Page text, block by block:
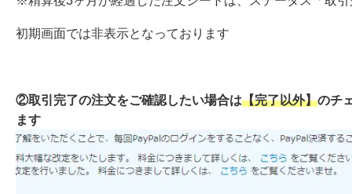
初期画面では非表示となっております
②取引完了の注文をご確認したい場合は【完了以外】のチ
ます